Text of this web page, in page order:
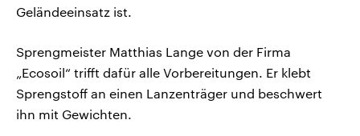
Geländeeinsatz ist.
Sprengmeister Matthias Lange von der Firma
„Ecosoil“ trifft dafür alle Vorbereitungen. Er klebt
Sprengstoff an einen Lanzenträger und beschwert
ihn mit Gewichten.